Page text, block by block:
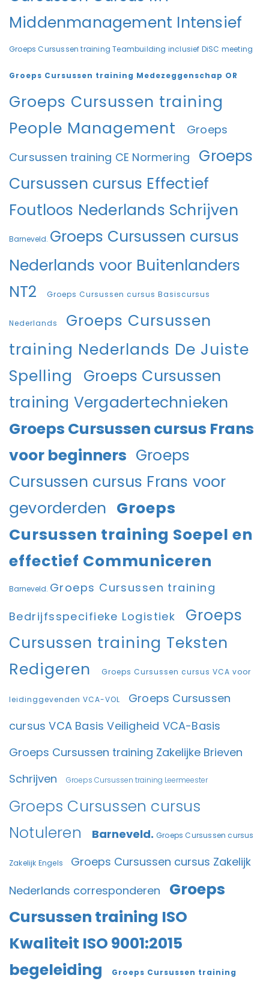
Middenmanagement Intensief
Groeps Cursussen training Teambuilding inclusief DiSC meeting
Groeps Cursussen training Medezeggenschap OR
Groeps Cursussen training
People Management
Groeps
Cursussen training CE Normering
Groeps
Cursussen cursus Effectief
Foutloos Nederlands Schrijven
Barneveld. Groeps Cursussen cursus
Nederlands voor Buitenlanders
NT2
Groeps Cursussen cursus Basiscursus
Nederlands
Groeps Cursussen
training Nederlands De Juiste
Spelling
Groeps Cursussen
training Vergadertechnieken
Groeps Cursussen cursus Frans
voor beginners Groeps
Cursussen cursus Frans voor
gevorderden Groeps
Cursussen training Soepel en
effectief Communiceren
Barneveld. Groeps Cursussen training
Bedrijfsspecifieke Logistiek
Groeps
Cursussen training Teksten
Redigeren
Groeps Cursussen cursus VCA voor
leidinggevenden VCA-VOL
Groeps Cursussen
cursus VCA Basis Veiligheid VCA-Basis
Groeps Cursussen training Zakelijke Brieven
Schrijven
Groeps Cursussen training Leermeester
Groeps Cursussen cursus
Notuleren
Barneveld. Groeps Cursussen cursus
Zakelijk Engels
Groeps Cursussen cursus Zakelijk
Nederlands corresponderen
Groeps
Cursussen training ISO
Kwaliteit ISO 9001:2015
begeleiding
Groeps Cursussen training